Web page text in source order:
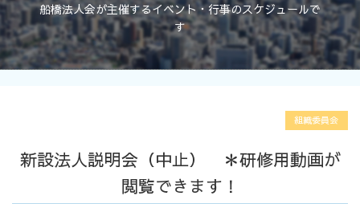
船橋法人会が主催するイベント・行事のスケジュールで
す
組織委員会
新設法人説明会（中止） ＊研修用動画が
閲覧できます！